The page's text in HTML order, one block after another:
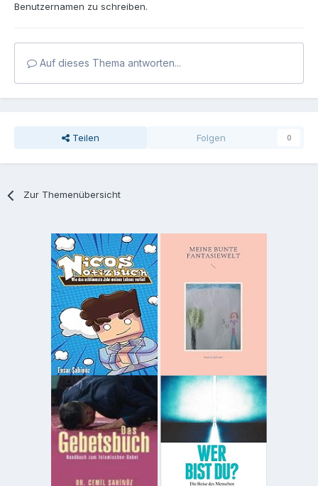
Benutzernamen zu schreiben.
Auf dieses Thema antworten...
Teilen Folgen 0
Zur Themenübersicht